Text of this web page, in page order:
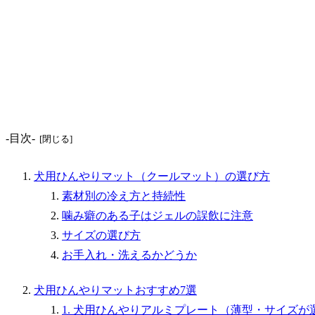
-目次-
犬用ひんやりマット（クールマット）の選び方
素材別の冷え方と持続性
噛み癖のある子はジェルの誤飲に注意
サイズの選び方
お手入れ・洗えるかどうか
犬用ひんやりマットおすすめ7選
1. 犬用ひんやりアルミプレート（薄型・サイズが